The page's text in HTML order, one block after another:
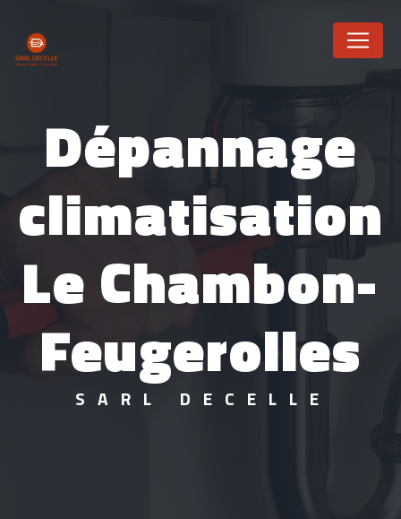
Dépannage
climatisation
Le Chambon-
Feugerolles
SARL DECELLE